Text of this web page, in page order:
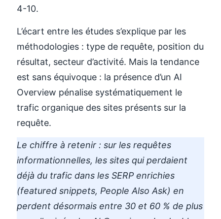
4-10.
L’écart entre les études s’explique par les
méthodologies : type de requête, position du
résultat, secteur d’activité. Mais la tendance
est sans équivoque : la présence d’un AI
Overview pénalise systématiquement le
trafic organique des sites présents sur la
requête.
Le chiffre à retenir : sur les requêtes
informationnelles, les sites qui perdaient
déjà du trafic dans les SERP enrichies
(featured snippets, People Also Ask) en
perdent désormais entre 30 et 60 % de plus